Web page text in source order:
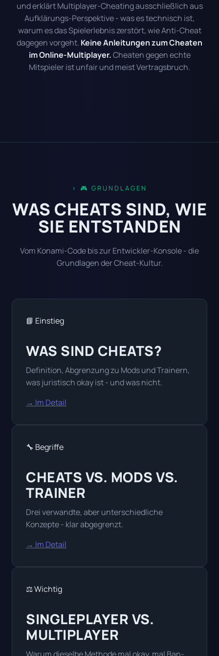
und erklärt Multiplayer-Cheating ausschließlich aus
Aufklärungs-Perspektive - was es technisch ist,
warum es das Spielerlebnis zerstört, wie Anti-Cheat
dagegen vorgeht. Keine Anleitungen zum Cheaten
im Online-Multiplayer.Cheaten gegen echte
Mitspieler ist unfair und meist Vertragsbruch.
🎮 GRUNDLAGEN
WAS CHEATS SIND, WIE
SIE ENTSTANDEN
Vom Konami-Code bis zur Entwickler-Konsole - die
Grundlagen der Cheat-Kultur.
📘 Einstieg
WAS SIND CHEATS?
Definition, Abgrenzung zu Mods und Trainern,
was juristisch okay ist - und was nicht.
→ Im Detail
🔧 Begriffe
CHEATS VS. MODS VS.
TRAINER
Drei verwandte, aber unterschiedliche
Konzepte - klar abgegrenzt.
→ Im Detail
⚖️ Wichtig
SINGLEPLAYER VS.
MULTIPLAYER